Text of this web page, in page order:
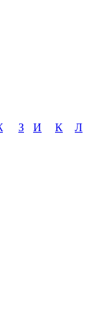
З И К Л